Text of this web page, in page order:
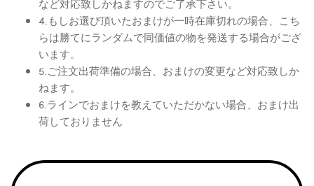
など対応致しかねますのでご了承下さい。
4.もしお選び頂いたおまけが一時在庫切れの場合、こち
らは勝てにランダムで同価値の物を発送する場合がござ
います。
5.ご注文出荷準備の場合、おまけの変更など対応致しか
ねます。
6.ラインでおまけを教えていただかない場合、おまけ出
荷しておりません